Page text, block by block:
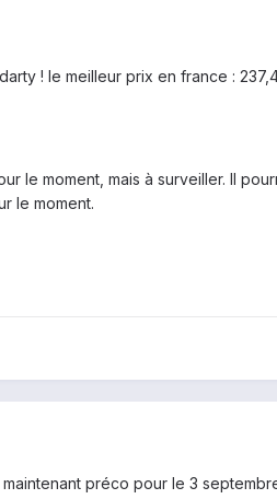
! le meilleur prix en france :
le moment, mais à surveiller. Il
le moment.
préco pour le 3